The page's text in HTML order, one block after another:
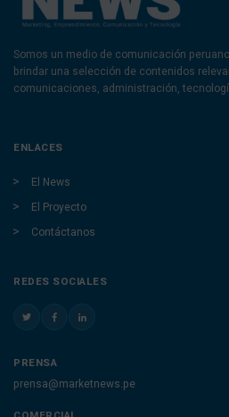
Somos un medio de comunicación
brindar una selección de contenidos
comunicaciones, administración,
ENLACES
El News
El Proyecto
Contáctanos
REDES SOCIALES
PRENSA
prensa@marketnews.pe